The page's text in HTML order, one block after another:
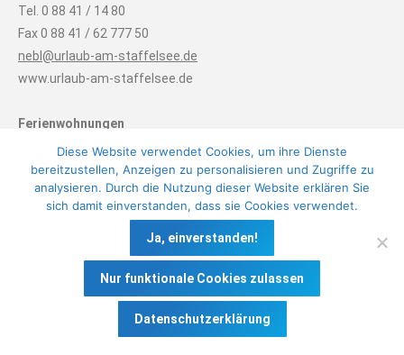
Tel. 0 88 41 / 14 80
Fax 0 88 41 / 62 777 50
nebl@urlaub-am-staffelsee.de
www.urlaub-am-staffelsee.de
Ferienwohnungen
Zum Sommerfrischler
Beatrix Nebl
Am Graswegerer 14
82418 Seehausen am Staffelsee
Fax 0 88 41 / 62 777 50
nebl@urlaub-am-staffelsee.de
www.urlaub-am-staffelsee.de
Finden Sie uns auf:
Diese Website verwendet Cookies, um ihre Dienste
bereitzustellen, Anzeigen zu personalisieren und Zugriffe zu
analysieren. Durch die Nutzung dieser Website erklären Sie
sich damit einverstanden, dass sie Cookies verwendet.
Ja, einverstanden!
Nur funktionale Cookies zulassen
Datenschutzerklärung